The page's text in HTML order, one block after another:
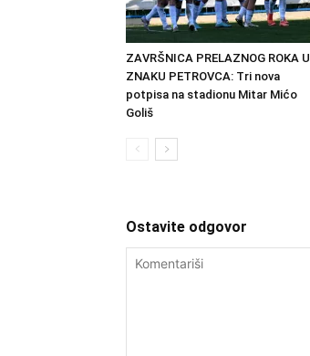
ZAVRŠNICA PRELAZNOG ROKA U
ZNAKU PETROVCA: Tri nova
potpisa na stadionu Mitar Mićo
Goliš
Ostavite odgovor